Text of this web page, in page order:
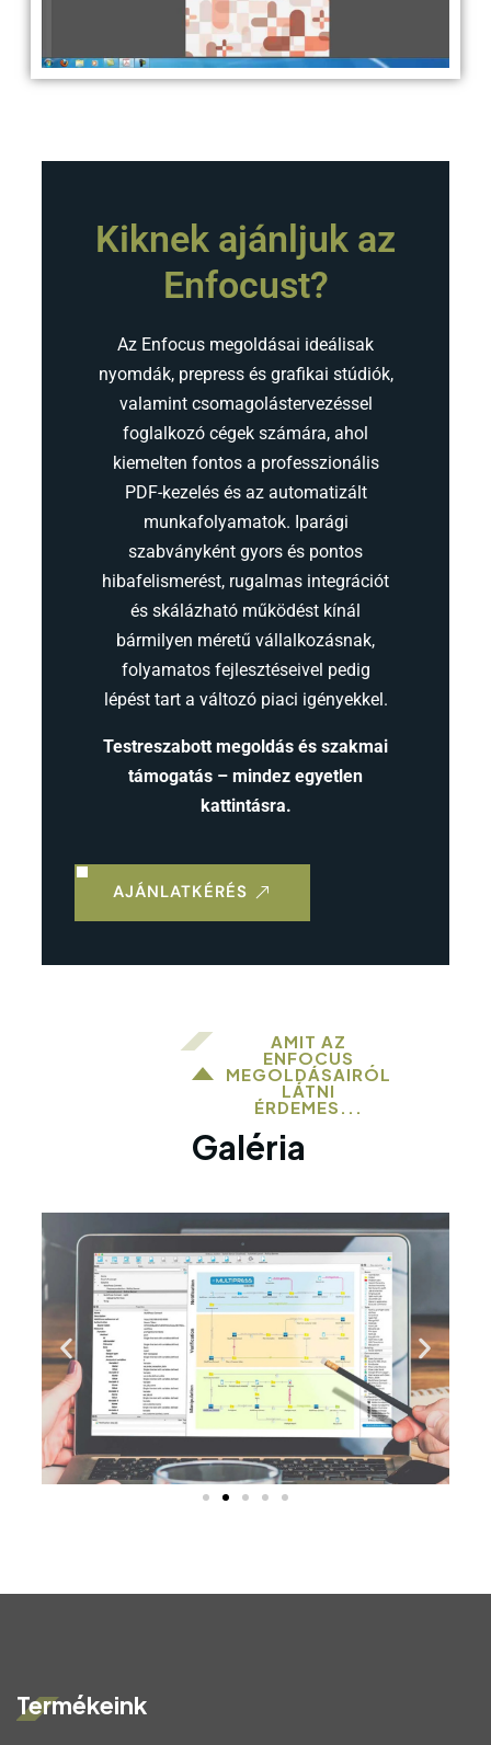
Kiknek ajánljuk az
Enfocust?
Az Enfocus megoldásai ideálisak
nyomdák, prepress és grafikai stúdiók,
valamint csomagolástervezéssel
foglalkozó cégek számára, ahol
kiemelten fontos a professzionális
PDF-kezelés és az automatizált
munkafolyamatok. Iparági
szabványként gyors és pontos
hibafelismerést, rugalmas integrációt
és skálázható működést kínál
bármilyen méretű vállalkozásnak,
folyamatos fejlesztéseivel pedig
lépést tart a változó piaci igényekkel.
Testreszabott megoldás és szakmai
támogatás – mindez egyetlen
kattintásra.
AJÁNLATKÉRÉS
AMIT AZ
ENFOCUS
MEGOLDÁSAIRÓL
LÁTNI
ÉRDEMES...
Galéria
Termékeink